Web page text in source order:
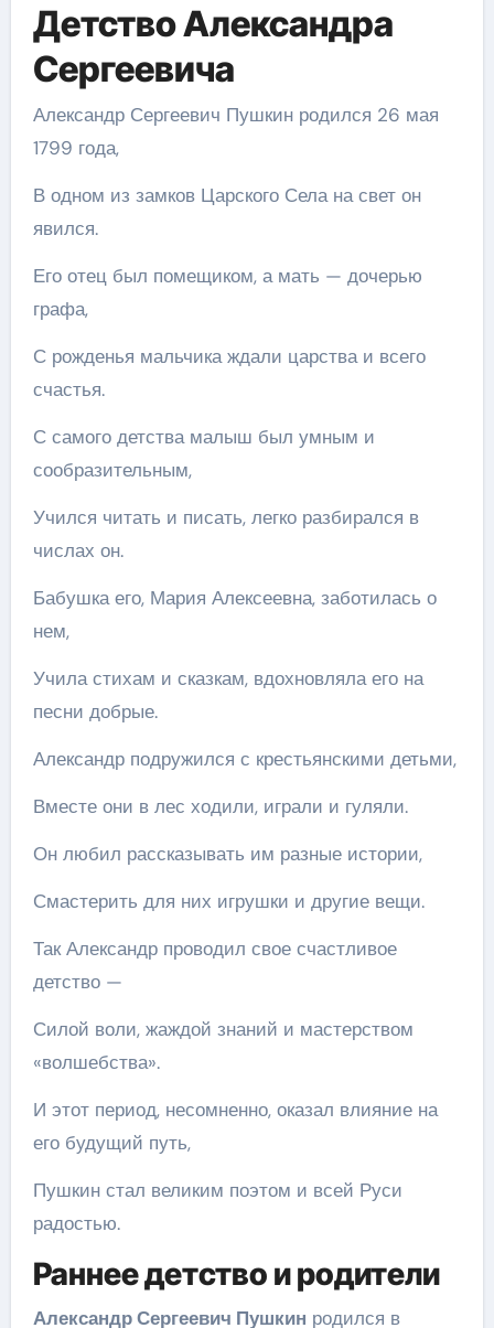
Детство Александра
Сергеевича
Александр Сергеевич Пушкин родился 26 мая
1799 года,
В одном из замков Царского Села на свет он
явился.
Его отец был помещиком, а мать — дочерью
графа,
С рожденья мальчика ждали царства и всего
счастья.
С самого детства малыш был умным и
сообразительным,
Учился читать и писать, легко разбирался в
числах он.
Бабушка его, Мария Алексеевна, заботилась о
нем,
Учила стихам и сказкам, вдохновляла его на
песни добрые.
Александр подружился с крестьянскими детьми,
Вместе они в лес ходили, играли и гуляли.
Он любил рассказывать им разные истории,
Смастерить для них игрушки и другие вещи.
Так Александр проводил свое счастливое
детство —
Силой воли, жаждой знаний и мастерством
«волшебства».
И этот период, несомненно, оказал влияние на
его будущий путь,
Пушкин стал великим поэтом и всей Руси
радостью.
Раннее детство и родители
Александр Сергеевич Пушкин родился в